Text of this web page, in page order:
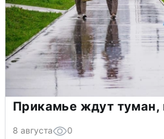
Прикамье ждут туман,
8 августа 0